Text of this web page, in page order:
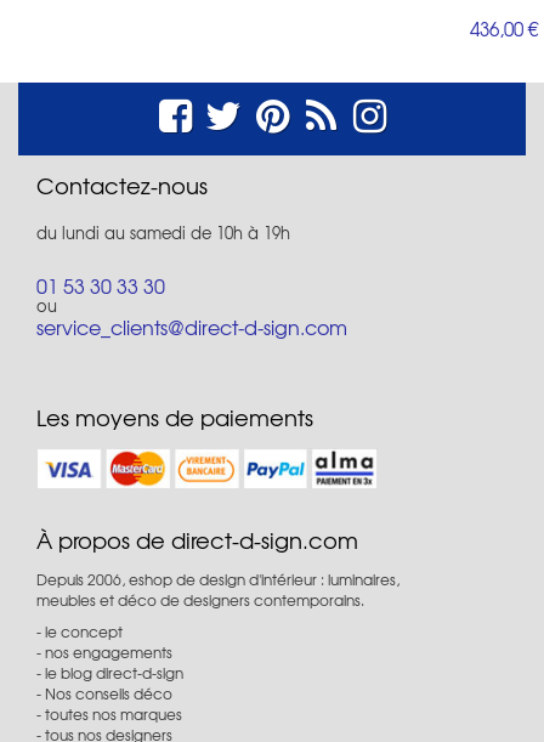
436,00 €
Contactez-nous
du lundi au samedi de 10h à 19h
01 53 30 33 30
ou
service_clients@direct-d-sign.com
Les moyens de paiements
À propos de direct-d-sign.com
Depuis 2006, eshop de design d'intérieur : luminaires,
meubles et déco de designers contemporains.
le concept
nos engagements
le blog direct-d-sign
Nos conseils déco
toutes nos marques
tous nos designers